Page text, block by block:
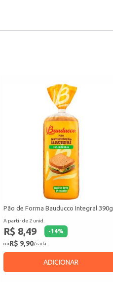
Pão de Forma Bauducco Integral 390g
A partir de 2 unid.
R$ 8,49 -14%
ouR$ 9,90/ cada
ADICIONAR